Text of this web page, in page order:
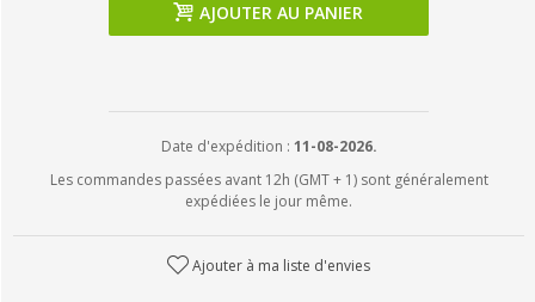
AJOUTER AU PANIER
Date d'expédition : 11-08-2026.
Les commandes passées avant 12h (GMT + 1) sont généralement
expédiées le jour même.
Ajouter à ma liste d'envies